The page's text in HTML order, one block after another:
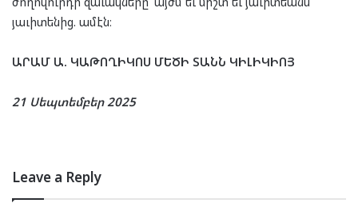
յաւիտենից. ամէն։
ԱՐԱՄ Ա. ԿԱԹՈՂԻԿՈՍ ՄԵԾԻ ՏԱՆՆ ԿԻԼԻԿԻՈՅ
21 Սեպտեմբեր 2025
Leave a Reply